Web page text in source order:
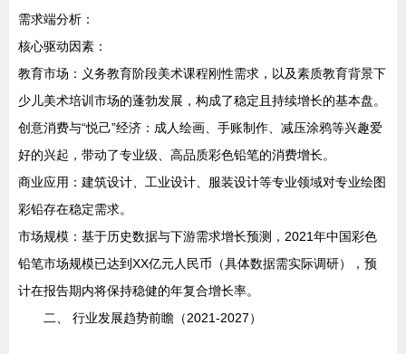
需求端分析：
核心驱动因素：
教育市场：义务教育阶段美术课程刚性需求，以及素质教育背景下
少儿美术培训市场的蓬勃发展，构成了稳定且持续增长的基本盘。
创意消费与“悦己”经济：成人绘画、手账制作、减压涂鸦等兴趣爱
好的兴起，带动了专业级、高品质彩色铅笔的消费增长。
商业应用：建筑设计、工业设计、服装设计等专业领域对专业绘图
彩铅存在稳定需求。
市场规模：基于历史数据与下游需求增长预测，2021年中国彩色
铅笔市场规模已达到XX亿元人民币（具体数据需实际调研），预
计在报告期内将保持稳健的年复合增长率。
二、 行业发展趋势前瞻（2021-2027）